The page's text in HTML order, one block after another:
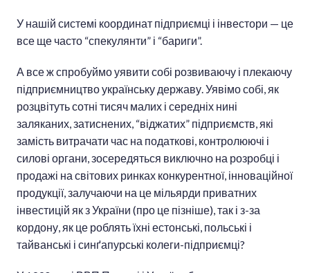
У нашій системі координат підприємці і інвестори — це
все ще часто “спекулянти” і “бариги”.
А все ж спробуймо уявити собі розвиваючу і плекаючу
підприємництво українську державу. Уявімо собі, як
розцвітуть сотні тисяч малих і середніх нині
заляканих, затиснених, “віджатих” підприємств, які
замість витрачати час на податкові, контролюючі і
силові органи, зосередяться виключно на розробці і
продажі на світових ринках конкурентної, інноваційної
продукції, залучаючи на це мільярди приватних
інвестицій як з України (про це пізніше), так і з-за
кордону, як це роблять їхні естонські, польські і
тайванські і синґапурські колеги-підприємці?